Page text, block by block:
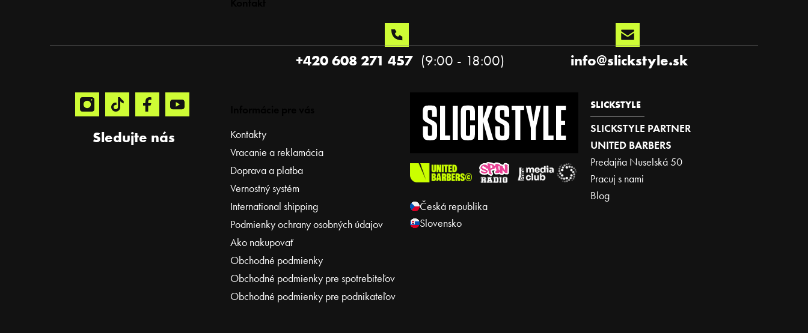
Sledujte nás
info@slickstyle.sk
+420 608 271 457
Česká republika
Slovensko
Kontakty
Vracanie a reklamácia
Doprava a platba
Vernostný systém
International shipping
Podmienky ochrany osobných údajov
Ako nakupovať
Obchodné podmienky
Obchodné podmienky pre spotrebiteľov
Obchodné podmienky pre podnikateľov
SLICKSTYLE
SLICKSTYLE PARTNER
UNITED BARBERS
Predajňa Nuselská 50
Pracuj s nami
Blog